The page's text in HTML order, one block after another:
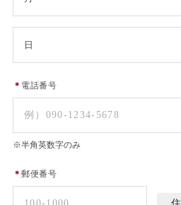
＊ 電話番号
※半角英数字のみ
＊郵便番号